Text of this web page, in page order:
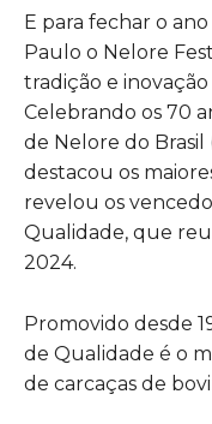
E para fechar o
Paulo o Nelore
tradição e
Celebrando os 70
de Nelore do Brasil
destacou os
revelou os
Qualidade, que
2024.
Promovido desde
de Qualidade é o
de carcaças de